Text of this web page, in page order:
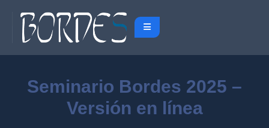
Seminario Bordes 2025 –
Versión en línea